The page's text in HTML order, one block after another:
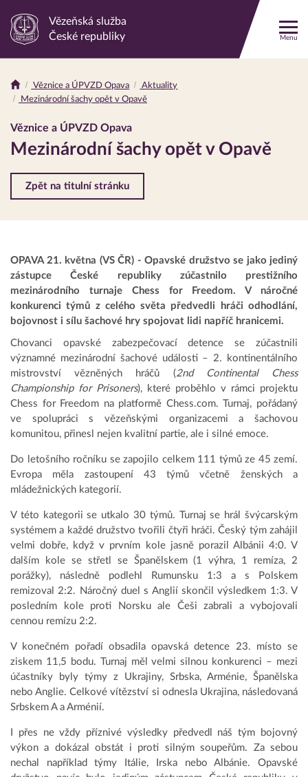
Odkaz
stránku
Vězeňská služba
České republiky
Menu
Drobečková
Věznice a ÚPVZD Opava
Aktuality
Mezinárodní šachy opět v Opavě
Věznice a ÚPVZD Opava
Mezinárodní šachy opět v Opavě
Zpět na titulní stránku
OPAVA 21. května (VS ČR) - Opavské družstvo se jako jediný
zástupce České republiky zúčastnilo prestižního
mezinárodního turnaje Chess for Freedom. V náročné
konkurenci týmů z celého světa předvedli hráči odhodlání,
bojovnost i sílu šachové hry spojovat lidi napříč hranicemi.
Chovanci opavské zabezpečovací detence se zúčastnili
významné mezinárodní šachové události – 2. kontinentálního
mistrovství vězněných hráčů (2nd Continental Chess
Championship for Prisoners), které proběhlo v rámci projektu
Chess for Freedom na platformě Chess.com. Turnaj, pořádaný
ve spolupráci s vězeňskými organizacemi a šachovou
komunitou, přinesl nejen kvalitní partie, ale i silné emoce.
Do letošního ročníku se zapojilo celkem 111 týmů ze 45 zemí.
Evropa měla zastoupení 43 týmů včetně ženských a
mládežnických kategorií.
V této kategorii se utkalo 30 týmů. Turnaj se hrál švýcarským
systémem a každé družstvo tvořili čtyři hráči. Český tým zahájil
velmi dobře, když v prvním kole jasně porazil Albánii 4:0. V
dalším kole se střetl se Španělskem (1 výhra, 1 remíza, 2
porážky), následně podlehl Rumunsku 1:3 a s Polskem
remizoval 2:2. Náročný duel s Anglií skončil výsledkem 1:3. V
posledním kole proti Norsku ale Češi zabrali a vybojovali
cennou remízu 2:2.
V konečném pořadí obsadila opavská detence 23. místo se
ziskem 11,5 bodu. Turnaj měl velmi silnou konkurenci – mezi
účastníky byly týmy z Ukrajiny, Srbska, Arménie, Španělska
nebo Anglie. Celkové vítězství si odnesla Ukrajina, následovaná
Srbskem A a Arménií.
I přes ne vždy příznivé výsledky předvedl náš tým bojovný
výkon a dokázal obstát i proti silným soupeřům. Za sebou
nechal například týmy Itálie, Irska nebo Albánie. Opavské